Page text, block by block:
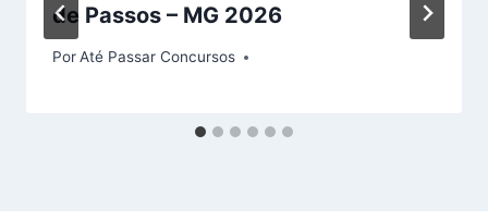
de Passos – MG 2026
PorAté Passar Concursos